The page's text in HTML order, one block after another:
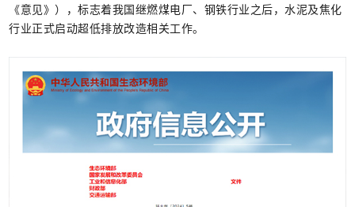
《意见》），标志着我国继燃煤电厂、钢铁行业之后，水泥及焦化
行业正式启动超低排放改造相关工作。